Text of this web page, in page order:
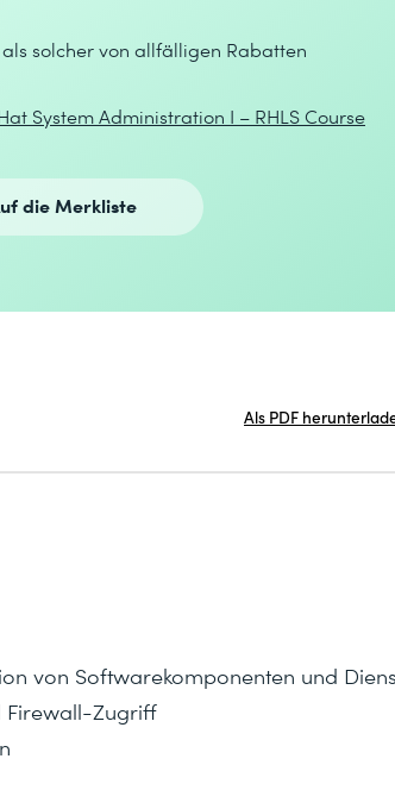
solcher von allfälligen Rabatten
System Administration I – RHLS Course
die Merkliste
Als PDF
von Softwarekomponenten und
Firewall-Zugriff